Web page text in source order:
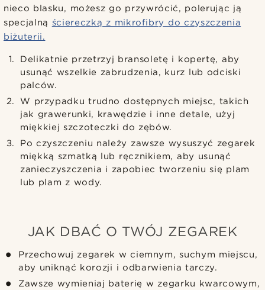
nieco blasku, możesz go przywrócić, polerując ją
specjalną ściereczką z mikrofibry do czyszczenia
biżuterii.
Delikatnie przetrzyj bransoletę i kopertę, aby
usunąć wszelkie zabrudzenia, kurz lub odciski
palców.
W przypadku trudno dostępnych miejsc, takich
jak grawerunki, krawędzie i inne detale, użyj
miękkiej szczoteczki do zębów.
Po czyszczeniu należy zawsze wysuszyć zegarek
miękką szmatką lub ręcznikiem, aby usunąć
zanieczyszczenia i zapobiec tworzeniu się plam
lub plam z wody.
JAK DBAĆ O TWÓJ ZEGAREK
Przechowuj zegarek w ciemnym, suchym miejscu,
aby uniknąć korozji i odbarwienia tarczy.
Zawsze wymieniaj baterię w zegarku kwarcowym,